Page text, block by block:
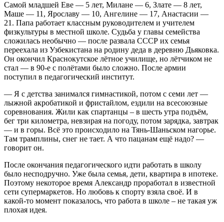
Самой младшей Еве — 5 лет, Милане — 6, Злате — 8 лет,
Маше — 11, Ярославу — 10, Ангелине — 17, Анастасии —
21. Папа работает классным руководителем и учителем
физкультуры в местной школе. Судьба у главы семейства
сложилась необычно — после развала СССР их семья
переехала из Узбекистана на родину деда в деревню Дьяковка.
Он окончил Краснокутское лётное училище, но лётчиком не
стал — в 90-е с полётами было сложно. После армии
поступил в педагогический институт.
— Я с детства занимался гимнастикой, потом с семи лет —
лыжной акробатикой и фристайлом, ездили на всесоюзные
соревнования. Жили как спартанцы – в шесть утра подъём,
бег три километра, невзирая на погоду, потом зарядка, завтрак
— и в горы. Всё это происходило на Тянь-Шаньском нагорье.
Там трамплины, снег не тает. А что пацанам ещё надо? —
говорит он.
После окончания педагогического идти работать в школу
было несподручно. Уже была семья, дети, квартира в ипотеке.
Поэтому некоторое время Александр проработал в известной
сети супермаркетов. Но любовь к спорту взяла своё. И в
какой-то момент показалось, что работа в школе – не такая уж
плохая идея.